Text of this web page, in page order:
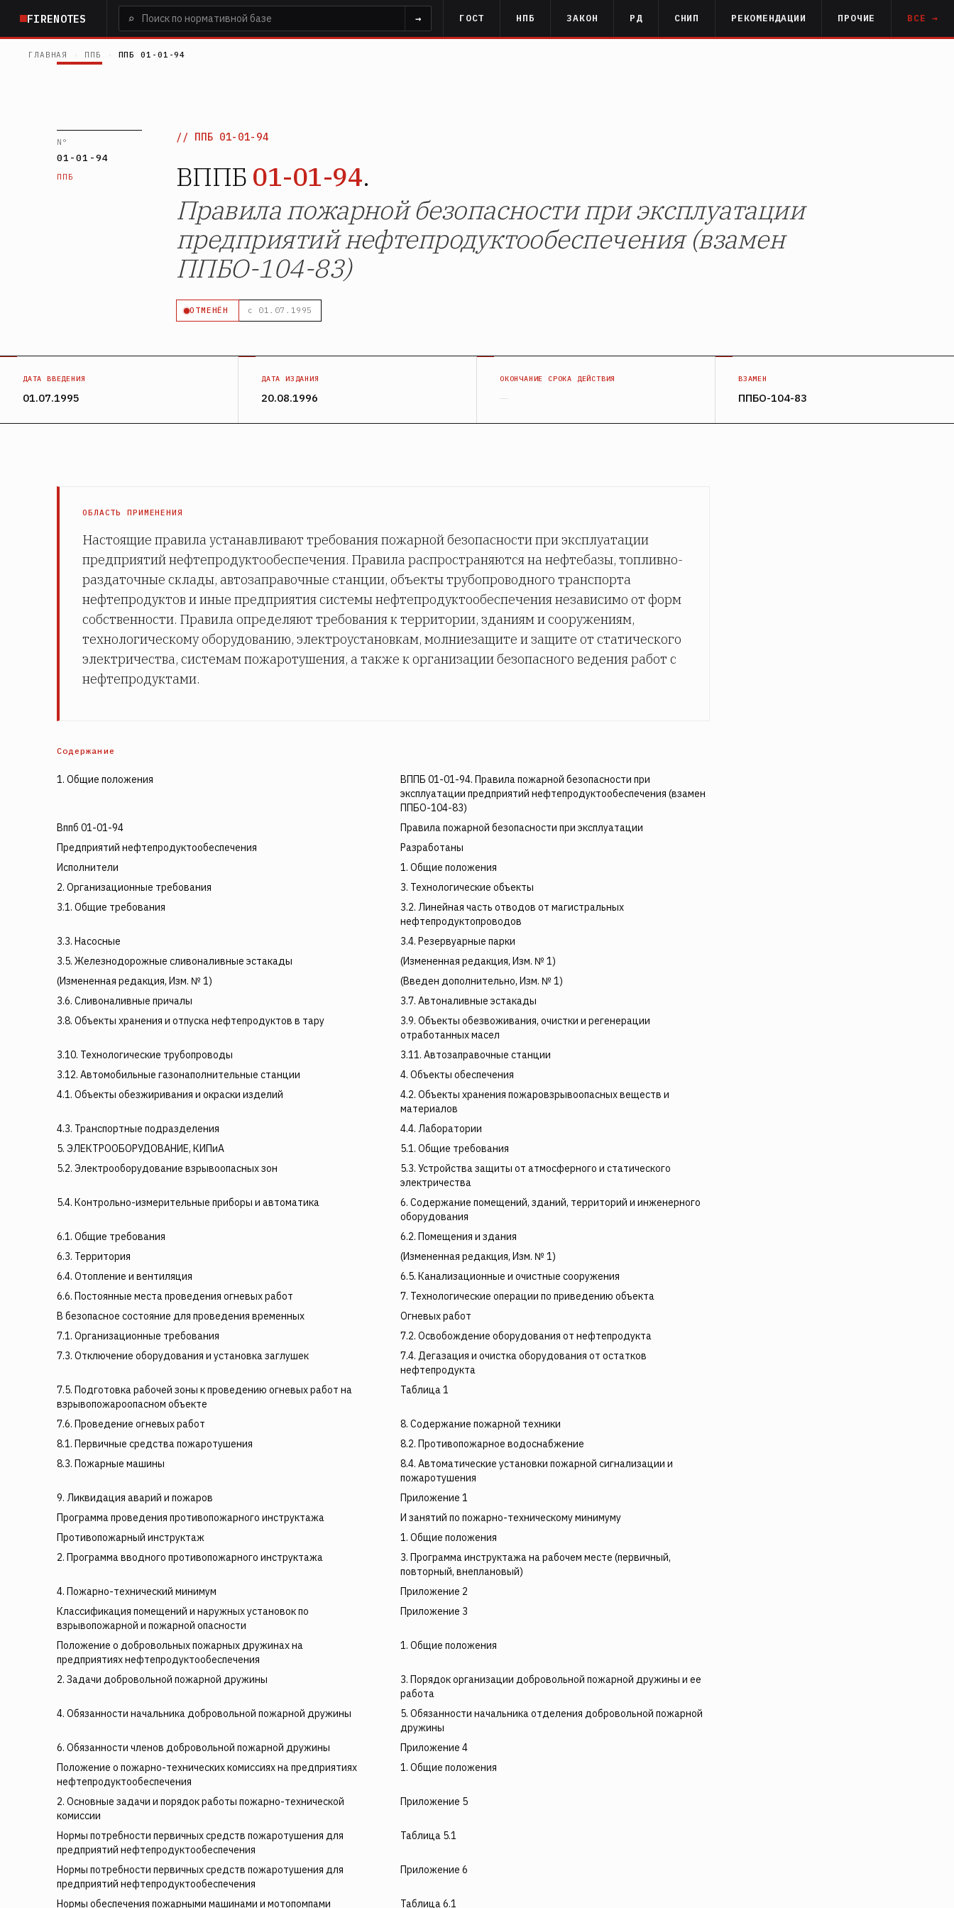
основному
содержанию
FIRENOTES ⌕ → ГОСТ НПБ ЗАКОН РД СНИП РЕКОМЕНДАЦИИ ПРОЧИЕ ВСЕ →
ГЛАВНАЯ ППБ ППБ 01-01-94
N°
01-01-94
ППБ
ППБ 01-01-94
ВППБ 01-01-94.
Правила пожарной безопасности при эксплуатации
предприятий нефтепродуктообеспечения (взамен
ППБО-104-83)
ОТМЕНЁН с 01.07.1995
ДАТА ВВЕДЕНИЯ
01.07.1995
ДАТА ИЗДАНИЯ
20.08.1996
ОКОНЧАНИЕ СРОКА ДЕЙСТВИЯ
—
ВЗАМЕН
ППБО-104-83
ОБЛАСТЬ ПРИМЕНЕНИЯ
Настоящие правила устанавливают требования пожарной безопасности при эксплуатации
предприятий нефтепродуктообеспечения. Правила распространяются на нефтебазы, топливно-
раздаточные склады, автозаправочные станции, объекты трубопроводного транспорта
нефтепродуктов и иные предприятия системы нефтепродуктообеспечения независимо от форм
собственности. Правила определяют требования к территории, зданиям и сооружениям,
технологическому оборудованию, электроустановкам, молниезащите и защите от статического
электричества, системам пожаротушения, а также к организации безопасного ведения работ с
нефтепродуктами.
Содержание
1. Общие положения
ВППБ 01-01-94. Правила пожарной безопасности при
эксплуатации предприятий нефтепродуктообеспечения (взамен
ППБО-104-83)
Вппб 01-01-94
Правила пожарной безопасности при эксплуатации
Предприятий нефтепродуктообеспечения
Разработаны
Исполнители
1. Общие положения
2. Организационные требования
3. Технологические объекты
3.1. Общие требования
3.2. Линейная часть отводов от магистральных
нефтепродуктопроводов
3.3. Насосные
3.4. Резервуарные парки
3.5. Железнодорожные сливоналивные эстакады
(Измененная редакция, Изм. № 1)
(Измененная редакция, Изм. № 1)
(Введен дополнительно, Изм. № 1)
3.6. Сливоналивные причалы
3.7. Автоналивные эстакады
3.8. Объекты хранения и отпуска нефтепродуктов в тару
3.9. Объекты обезвоживания, очистки и регенерации
отработанных масел
3.10. Технологические трубопроводы
3.11. Автозаправочные станции
3.12. Автомобильные газонаполнительные станции
4. Объекты обеспечения
4.1. Объекты обезжиривания и окраски изделий
4.2. Объекты хранения пожаровзрывоопасных веществ и
материалов
4.3. Транспортные подразделения
4.4. Лаборатории
5. ЭЛЕКТРООБОРУДОВАНИЕ, КИПиА
5.1. Общие требования
5.2. Электрооборудование взрывоопасных зон
5.3. Устройства защиты от атмосферного и статического
электричества
5.4. Контрольно-измерительные приборы и автоматика
6. Содержание помещений, зданий, территорий и инженерного
оборудования
6.1. Общие требования
6.2. Помещения и здания
6.3. Территория
(Измененная редакция, Изм. № 1)
6.4. Отопление и вентиляция
6.5. Канализационные и очистные сооружения
6.6. Постоянные места проведения огневых работ
7. Технологические операции по приведению объекта
В безопасное состояние для проведения временных
Огневых работ
7.1. Организационные требования
7.2. Освобождение оборудования от нефтепродукта
7.3. Отключение оборудования и установка заглушек
7.4. Дегазация и очистка оборудования от остатков
нефтепродукта
7.5. Подготовка рабочей зоны к проведению огневых работ на
взрывопожароопасном объекте
Таблица 1
7.6. Проведение огневых работ
8. Содержание пожарной техники
8.1. Первичные средства пожаротушения
8.2. Противопожарное водоснабжение
8.3. Пожарные машины
8.4. Автоматические установки пожарной сигнализации и
пожаротушения
9. Ликвидация аварий и пожаров
Приложение 1
Программа проведения противопожарного инструктажа
И занятий по пожарно-техническому минимуму
Противопожарный инструктаж
1. Общие положения
2. Программа вводного противопожарного инструктажа
3. Программа инструктажа на рабочем месте (первичный,
повторный, внеплановый)
4. Пожарно-технический минимум
Приложение 2
Классификация помещений и наружных установок по
взрывопожарной и пожарной опасности
Приложение 3
Положение о добровольных пожарных дружинах на
предприятиях нефтепродуктообеспечения
1. Общие положения
2. Задачи добровольной пожарной дружины
3. Порядок организации добровольной пожарной дружины и ее
работа
4. Обязанности начальника добровольной пожарной дружины
5. Обязанности начальника отделения добровольной пожарной
дружины
6. Обязанности членов добровольной пожарной дружины
Приложение 4
Положение о пожарно-технических комиссиях на предприятиях
нефтепродуктообеспечения
1. Общие положения
2. Основные задачи и порядок работы пожарно-технической
комиссии
Приложение 5
Нормы потребности первичных средств пожаротушения для
предприятий нефтепродуктообеспечения
Таблица 5.1
Нормы потребности первичных средств пожаротушения для
предприятий нефтепродуктообеспечения
Приложение 6
Нормы обеспечения пожарными машинами и мотопомпами
Таблица 6.1